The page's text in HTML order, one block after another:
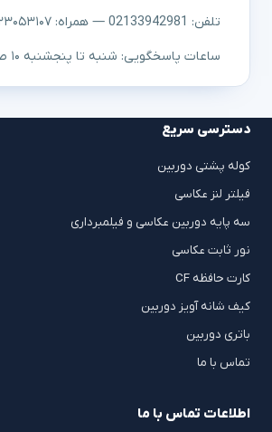
تلفن: 02133942981 — همراه: ۰۹۱۲۳۰۵۳۱۰۷
ساعات پاسخگویی: شنبه تا پنجشنبه ۱۰ صبح تا ۷ عصر
دسترسی سریع
کوله پشتی دوربین
فیلتر لنز عکاسی
سه پایه دوربین عکاسی و فیلمبرداری
نور ثابت عکاسی
کارت حافظه CF
کیف شانه آویز دوربین
باتری دوربین
تماس با ما
اطلاعات تماس با ما